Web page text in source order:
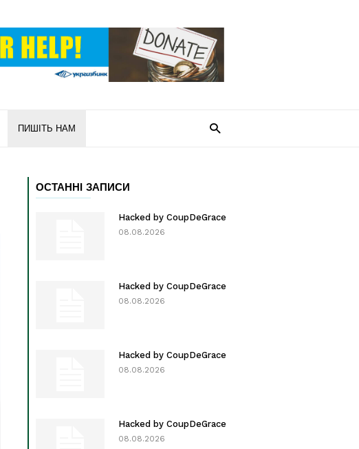
ПИШІТЬ НАМ
ОСТАННІ ЗАПИСИ
Hacked by CoupDeGrace
08.08.2026
Hacked by CoupDeGrace
08.08.2026
Hacked by CoupDeGrace
08.08.2026
Hacked by CoupDeGrace
08.08.2026